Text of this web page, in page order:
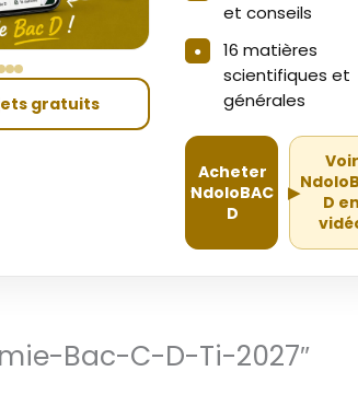
gratuits
et conseils
16 matières
scientifiques et
générales
Acheter
NdoloBAC
D
▶
Voir
D
Bac-C-D-Ti-2027″